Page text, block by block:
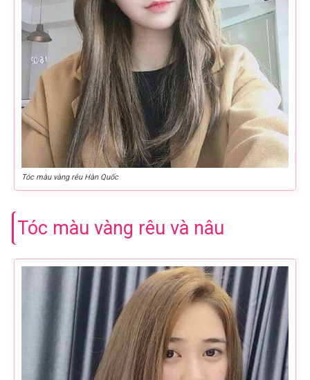
Tóc màu vàng rêu Hàn Quốc
Tóc màu vàng rêu và nâu